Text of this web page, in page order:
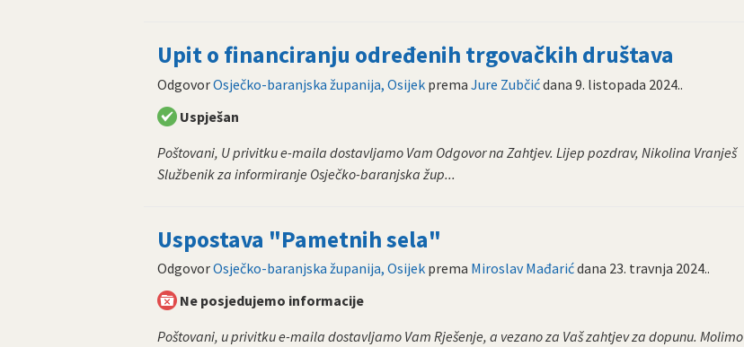
Upit o financiranju određenih trgovačkih društava
OdgovorOsječko-baranjska županija, Osijek prema Jure Zubčićdana 9. listopada 2024..
Uspješan
Poštovani, U privitku e-maila dostavljamo Vam Odgovor na Zahtjev. Lijep pozdrav, Nikolina Vranješ
Službenik za informiranje Osječko-baranjska žup...
Uspostava "Pametnih sela"
OdgovorOsječko-baranjska županija, Osijek prema Miroslav Mađarićdana 23. travnja 2024..
Ne posjedujemo informacije
Poštovani, u privitku e-maila dostavljamo Vam Rješenje, a vezano za Vaš zahtjev za dopunu. Molimo